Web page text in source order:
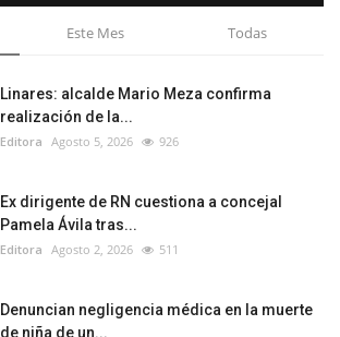
Este Mes Todas
Linares: alcalde Mario Meza confirma
realización de la...
Editora Agosto 5, 2026 926
Ex dirigente de RN cuestiona a concejal
Pamela Ávila tras...
Editora Agosto 2, 2026 511
Denuncian negligencia médica en la muerte
de niña de un...